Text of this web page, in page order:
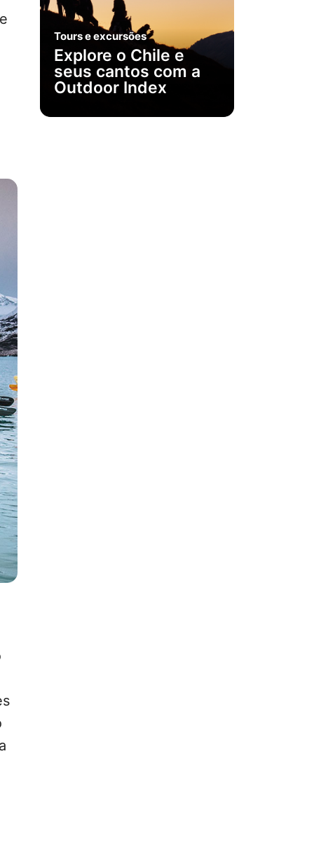
Tours e excursões
Explore o Chile e
seus cantos com a
Outdoor Index